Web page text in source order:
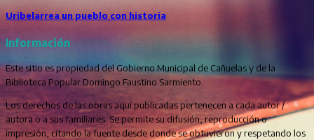
Uribelarrea un pueblo con historia
Información
Este sitio es propiedad del Gobierno Municipal de Cañuelas y de la
Biblioteca Popular Domingo Faustino Sarmiento.
Los derechos de las obras aquí publicadas pertenecen a cada autor /
autora o a sus familiares. Se permite su difusión, reproducción o
impresión, citando la fuente desde donde se obtuvieron y respetando los